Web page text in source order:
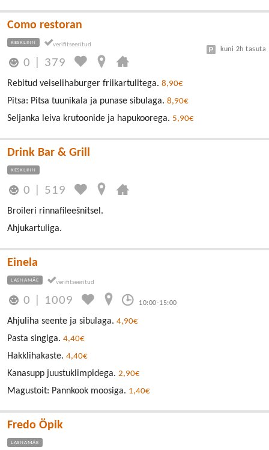
Como restoran
KESKLINN
0 379
kuni 2h tasuta
Rebitud veiselihaburger friikartulitega. 8,90€
Pitsa: Pitsa tuunikala ja punase sibulaga. 8,90€
Seljanka leiva krutoonide ja hapukoorega. 5,90€
Drink Bar & Grill
KESKLINN
0 519
Broileri rinnafileešnitsel.
Ahjukartuliga.
Einela
LASNAMÄE
0 1009 10:00-15:00
Ahjuliha seente ja sibulaga. 4,90€
Pasta singiga. 4,40€
Hakklihakaste. 4,40€
Kanasupp juustuklimpidega. 2,90€
Magustoit: Pannkook moosiga. 1,40€
Fredo Öpik
LASNAMÄE